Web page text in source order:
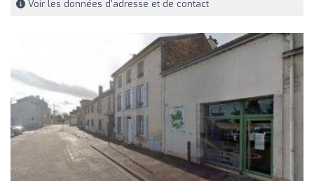
Voir les données d'adresse et de contact